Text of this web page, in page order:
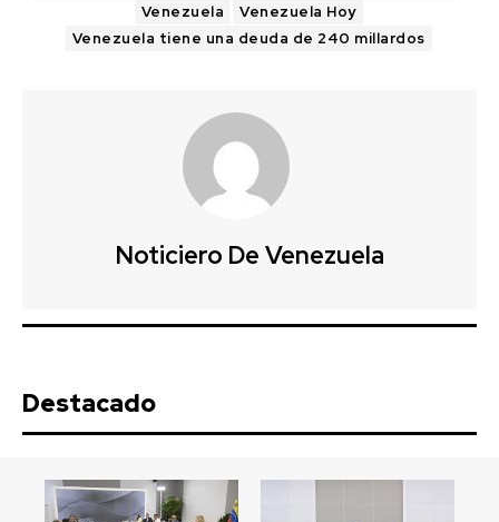
Venezuela
Venezuela Hoy
Venezuela tiene una deuda de 240 millardos
Noticiero De Venezuela
Destacado